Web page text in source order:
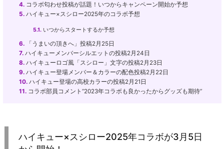
4.コラボ匂わせ投稿が話題！いつからキャンペーン開始か予想
5.ハイキュー×スシロー2025年のコラボ予想
5.1.いつからスタートするか予想
6.「うまいの頂きへ」投稿2月25日
7.ハイキューメンバーシルエットの投稿2月24日
8.ハイキューロゴ風「スシロー」文字の投稿2月23日
9.ハイキュー登場メンバー＆カラーの配色投稿2月22日
10.ハイキュー登場の高校カラーの投稿2月21日
11.コラボ部員コメント”2023年コラボも良かったからグッズも期待”
ハイキュー×スシロー2025年コラボが3月5日